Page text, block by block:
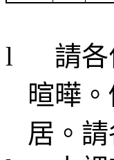
l
請
暄曄
居。